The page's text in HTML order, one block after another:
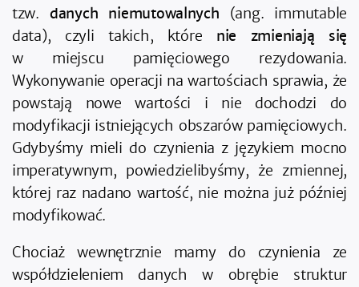
tzw. danych niemutowalnych (ang. immutable
data), czyli takich, które nie zmieniają się
w miejscu pamięciowego rezydowania.
Wykonywanie operacji na wartościach sprawia, że
powstają nowe wartości i nie dochodzi do
modyfikacji istniejących obszarów pamięciowych.
Gdybyśmy mieli do czynienia z językiem mocno
imperatywnym, powiedzielibyśmy, że zmiennej,
której raz nadano wartość, nie można już później
modyfikować.
Chociaż wewnętrznie mamy do czynienia ze
współdzieleniem danych w obrębie struktur